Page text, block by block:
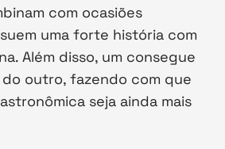
com ocasiões
uma forte história com
Além disso, um consegue
outro, fazendo com que
seja ainda mais